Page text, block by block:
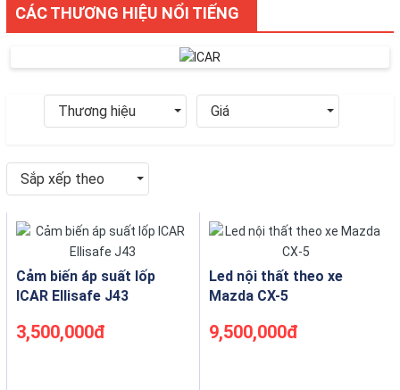
CÁC THƯƠNG HIỆU NỔI TIẾNG
Thương hiệu Giá
Sắp xếp theo
Cảm biến áp suất lốp
ICAR Ellisafe J43
3,500,000đ
Led nội thất theo xe
Mazda CX-5
9,500,000đ